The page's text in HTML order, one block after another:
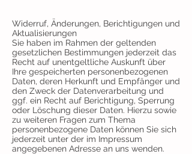
Widerruf, Änderungen, Berichtigungen und
Aktualisierungen
Sie haben im Rahmen der geltenden
gesetzlichen Bestimmungen jederzeit das
Recht auf unentgeltliche Auskunft über
Ihre gespeicherten personenbezogenen
Daten, deren Herkunft und Empfänger und
den Zweck der Datenverarbeitung und
ggf. ein Recht auf Berichtigung, Sperrung
oder Löschung dieser Daten. Hierzu sowie
zu weiteren Fragen zum Thema
personenbezogene Daten können Sie sich
jederzeit unter der im Impressum
angegebenen Adresse an uns wenden.